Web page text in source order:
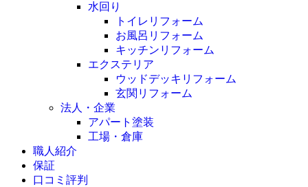
水回り
トイレリフォーム
お風呂リフォーム
キッチンリフォーム
エクステリア
ウッドデッキリフォーム
玄関リフォーム
法人・企業
アパート塗装
工場・倉庫
職人紹介
保証
口コミ評判